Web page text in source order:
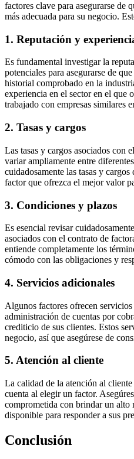
factores clave para asegurarse de
más adecuada para su negocio.
1. Reputación y
Es fundamental investigar la
potenciales para asegurarse de
historial comprobado en la
experiencia en el sector en el que
trabajado con empresas similares
2. Tasas y cargos
Las tasas y cargos asociados con
variar ampliamente entre
cuidadosamente las tasas y
factor que ofrezca el mejor valor
3. Condiciones y plazos
Es esencial revisar
asociados con el contrato de
entiende completamente los
cómodo con las obligaciones y
4. Servicios adicionales
Algunos factores ofrecen
administración de cuentas por
crediticio de sus clientes. Estos
negocio, así que asegúrese de
5. Atención al cliente
La calidad de la atención al
cuenta al elegir un factor.
comprometida con brindar un alto
disponible para responder a sus
Conclusión